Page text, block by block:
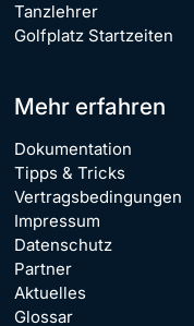
Tanzlehrer
Golfplatz Startzeiten
Mehr erfahren
Dokumentation
Tipps & Tricks
Vertragsbedingungen
Impressum
Datenschutz
Partner
Aktuelles
Glossar